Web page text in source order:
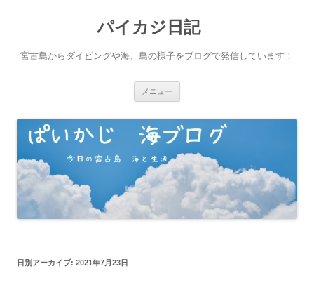
パイカジ日記
宮古島からダイビングや海、島の様子をブログで発信しています！
メニュー
ツ
へ
ス
キ
ッ
プ
日別アーカイブ: 2021年7月23日